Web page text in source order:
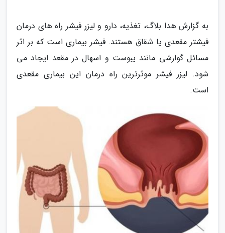
به گزارش هدا بلاگ، تغذیه، دارو و لیزر فیشر راه های درمان
فیشتر مقعدی یا شقاق هستند. فیشر بیماری است که بر اثر
مسائل گوارشی مانند یبوست و اسهال در مقعد ایجاد می
شود. لیزر فیشر موثرترین راه درمان این بیماری مقعدی
است.